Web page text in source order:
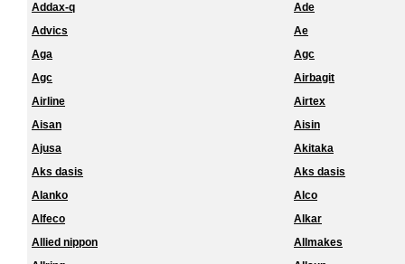
Addax-q
Ade
Advics
Ae
Aga
Agc
Agc
Airbagit
Airline
Airtex
Aisan
Aisin
Ajusa
Akitaka
Aks dasis
Aks dasis
Alanko
Alco
Alfeco
Alkar
Allied nippon
Allmakes